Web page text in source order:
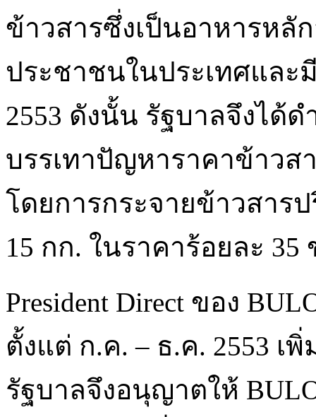
ข้าวสารซึ่งเป็นอาหารหลั
ประชาชนในประเทศและ
2553 ดังนั้น รัฐบาลจึงได้ด
บรรเทาปัญหาราคาข้าวส
โดยการกระจายข้าวสาร
15 กก. ในราคาร้อยละ
President Direct ของ
ตั้งแต่ ก.ค. – ธ.ค. 2553 เ
รัฐบาลจึงอนุญาตให้